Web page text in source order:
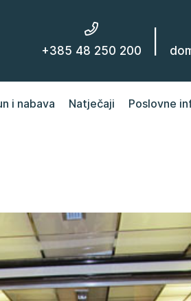
+385 48 250 200
i nabava Natječaji Poslovne